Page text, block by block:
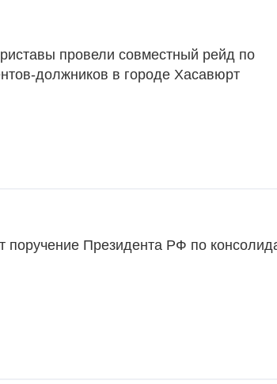
провели совместный рейд по
должников в городе Хасавюрт
поручение Президента РФ по